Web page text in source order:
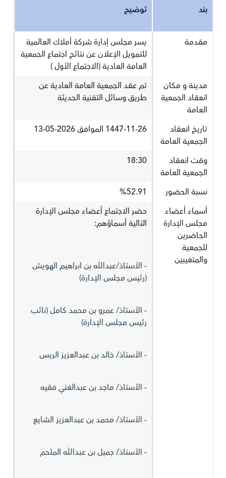
بند توضيح
مقدمة
يسر مجلس إدارة شركة أملاك العالمية
للتمويل الإعلان عن نتائج اجتماع الجمعية
العامة العادية (الاجتماع الأول )
مدينة و مكان
انعقاد الجمعية
العامة
تم عقد الجمعية العامة العادية عن
طريق وسائل التقنية الحديثة
تاريخ انعقاد
الجمعية العامة
1447-11-26 الموافق 2026-05-13
وقت انعقاد
الجمعية العامة
18:30
نسبة الحضور
%52.91
أسماء أعضاء
مجلس الإدارة
الحاضرين
للجمعية
والمتغيبين
حضر الاجتماع أعضاء مجلس الإدارة
التالية أسماؤهم:
- الأستاذ/عبدالله بن ابراهيم الهويش
(رئيس مجلس الإدارة)
- الأستاذ/ عمرو بن محمد كامل (نائب
رئيس مجلس الإدارة)
- الأستاذ/ خالد بن عبدالعزيز الريس
- الأستاذ/ ماجد بن عبدالغني فقيه
- الأستاذ/ محمد بن عبدالعزيز الشايع
- الأستاذ/ جميل بن عبدالله الملحم